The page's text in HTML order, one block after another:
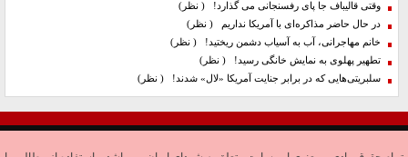
وقتی قالیباف جا پای رفسنجانی می گذارد! ( نظر)
در حال حاضر مذاکره‌ای با آمریکا نداریم
( نظر)
خانم مهاجرانی، آب به آسیاب دشمن ریختید! ( نظر)
تطهیر پهلوی به نمایش خانگی رسید! ( نظر)
سلبریتی‌هایی که در برابر جنایت آمریکا «لال» شدند! ( نظر)